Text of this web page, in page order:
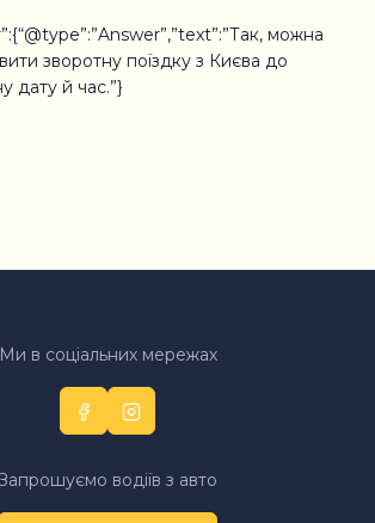
можна
зворотну поїздку з Києва до
дату й час.”}
Ми в соціальних мережах
водіїв з авто